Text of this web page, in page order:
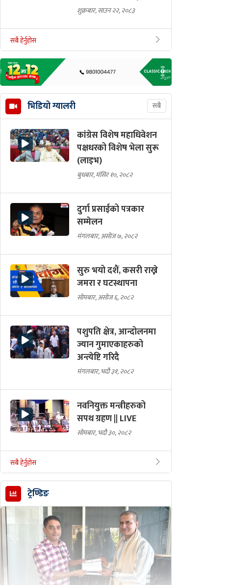
शुक्रबार, साउन २२, २०८३
सबै हेर्नुहोस
भिडियो ग्यालरी सबै
कांग्रेस विशेष महाधिवेशन
पक्षधरको विशेष भेला सुरू
(लाइभ)
बुधबार, मंसिर १०, २०८२
दुर्गा प्रसाईको पत्रकार
सम्मेलन
मंगलबार, असोज ७, २०८२
सुरु भयो दशैं, कसरी राख्ने
जमरा र घटस्थापना
सोमबार, असोज ६, २०८२
पशुपति क्षेत्र, आन्दोलनमा
ज्यान गुमाएकाहरुको
अन्त्येष्टि गरिदै
मंगलबार, भदौ ३१, २०८२
नवनियुक्त मन्त्रीहरुको
सपथ ग्रहण || LIVE
सोमबार, भदौ ३०, २०८२
सबै हेर्नुहोस
ट्रेण्डिङ